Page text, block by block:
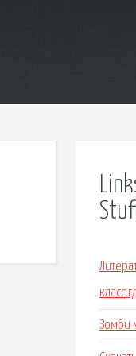
класс
Зомби